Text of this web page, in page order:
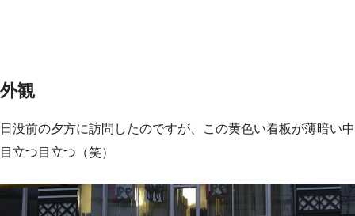
外観
日没前の夕方に訪問したのですが、この黄色い看板が薄暗い中
目立つ目立つ（笑）